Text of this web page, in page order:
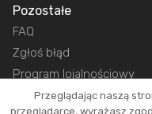
Pozostałe
FAQ
Zgłoś błąd
Program lojalnościowy
Przeglądając naszą
przeglądarce, wyrażasz